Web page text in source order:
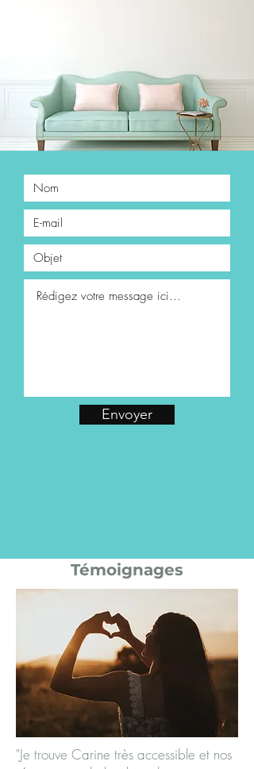
Envoyer
Témoignages
"Je trouve Carine très accessible et nos